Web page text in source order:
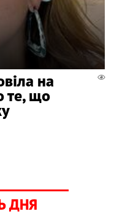
на
те, що
ДНЯ